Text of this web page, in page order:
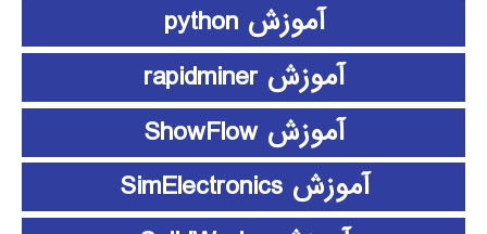
آموزش python
آموزش rapidminer
آموزش ShowFlow
آموزش SimElectronics